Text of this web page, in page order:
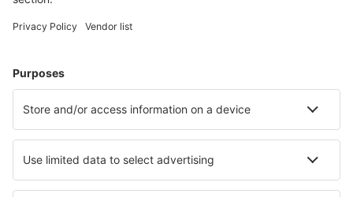
Cazare în Germania - Orașe populare
Cazare în Zingst
Cazare în Westerland Cazare în Plau am See
Cazare în Wernigerode Cazare în Bamberg
Cazare în Varel Cazare în Putbus